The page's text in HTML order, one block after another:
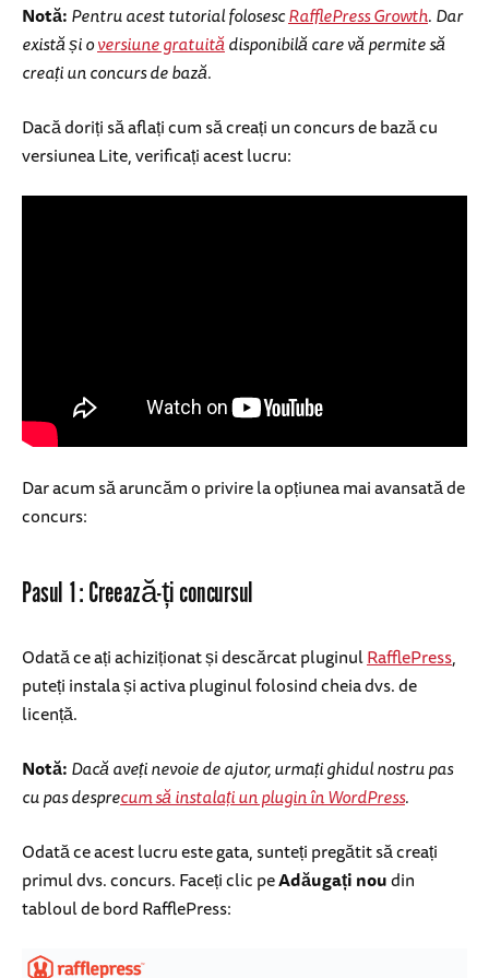
Notă:Pentru acest tutorial folosescRafflePress Growth. Dar
există și oversiune gratuitădisponibilă care vă permite să
creați un concurs de bază.
Dacă doriți să aflați cum să creați un concurs de bază cu
versiunea Lite, verificați acest lucru:
Dar acum să aruncăm o privire la opțiunea mai avansată de
concurs:
Pasul 1: Creează-ți concursul
Odată ce ați achiziționat și descărcat pluginulRafflePress,
puteți instala și activa pluginul folosind cheia dvs. de
licență.
Notă:Dacă aveți nevoie de ajutor, urmați ghidul nostru pas
cu pas desprecum să instalați un plugin în WordPress.
Odată ce acest lucru este gata, sunteți pregătit să creați
primul dvs. concurs. Faceți clic peAdăugați noudin
tabloul de bord RafflePress: